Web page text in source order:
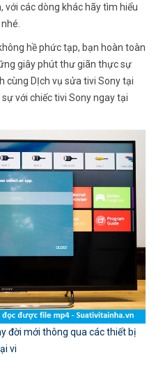
với các dòng khác hãy tìm hiểu
hề phức tạp, bạn hoàn toàn
giây phút thư giãn thực sự
cùng DỊch vụ sửa tivi Sony tại
với chiếc tivi Sony ngay tại
đời mới thông qua các thiết bị
vi